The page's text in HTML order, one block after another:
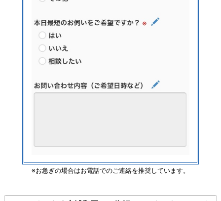
※お急ぎの場合はお電話でのご連絡を推奨しています。